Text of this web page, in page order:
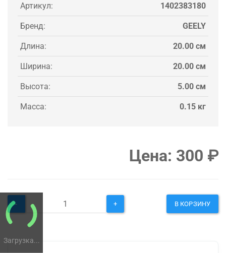
Загрузка...
Артикул: 1402383180
Бренд: GEELY
Длина: 20.00 см
Ширина: 20.00 см
Высота: 5.00 см
Масса: 0.15 кг
Цена: 300 ₽
- + В КОРЗИНУ